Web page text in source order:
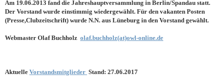
Am 19.06.2013 fand die Jahreshauptversammlung in Berlin/Spandau statt.
Der Vorstand wurde einstimmig wiedergewählt. Für den vakanten Posten
(Presse,Clubzeitschrift) wurde N.N. aus Lüneburg in den Vorstand gewählt.
Webmaster Olaf Buchholz olaf.buchholz(at)owl-online.de
Aktuelle Vorstandsmitglieder Stand: 27.06.2017